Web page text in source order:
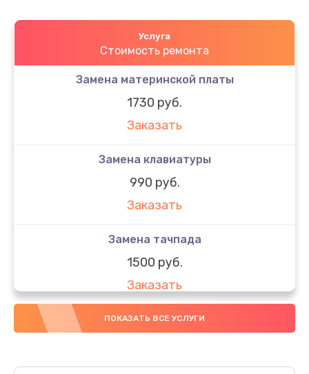
Услуга
Стоимость ремонта
Замена материнской платы
1730 руб.
Заказать
Замена клавиатуры
990 руб.
Заказать
Замена тачпада
1500 руб.
Заказать
Замена южного моста
Заказать
ПОКАЗАТЬ ВСЕ УСЛУГИ